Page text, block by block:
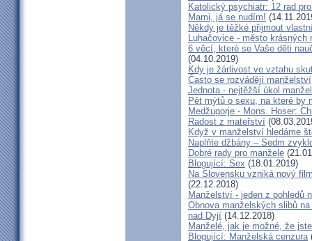
Katolický psychiatr: 12 rad
Mami, já se nudím!
Někdy je těžké přijmout
Luhačovice - město krásných
6 věcí, které se Vaše děti
(04.10.2019)
Kdy je žárlivost ve vztahu
Často se rozvádějí
Jednota - nejtěžší úkol
Pět mýtů o sexu, na které by
Medžugorje - Mons. Hoser:
Radost z mateřství
Když v manželství hledáme
Naplňte džbány – Sedm
Dobré rady pro manžele
Blogující: Sex (18.01.2019)
Na Slovensku vzniká nový
(22.12.2018)
Manželství - jeden z pohledů
Obnova manželských slibů
nad Dyjí (14.12.2018)
Manželé, jak je možné, že
Blogující: Manželská cenzura